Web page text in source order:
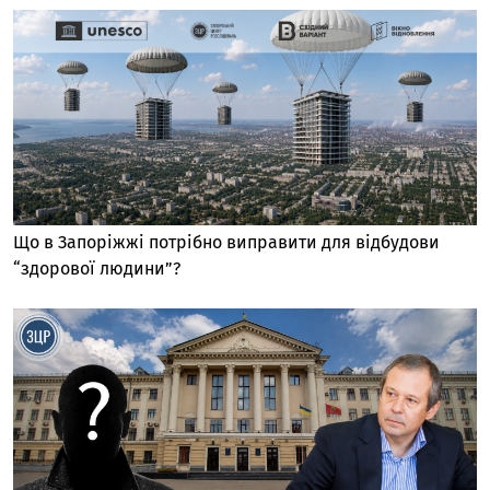
Що в Запоріжжі потрібно виправити для відбудови
“здорової людини”?